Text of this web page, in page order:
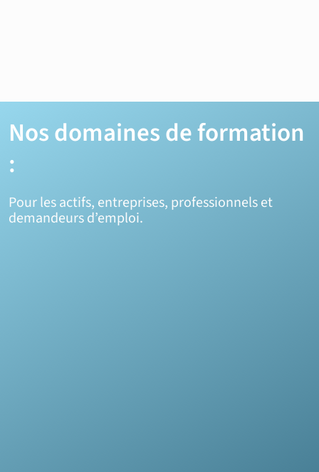
Nos domaines de formation
:
Pour les actifs, entreprises, professionnels et
demandeurs d’emploi.